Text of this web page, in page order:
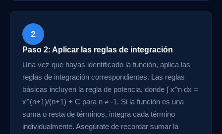
2
Paso 2: Aplicar las reglas de integración
Una vez que hayas identificado la función, aplica las
reglas de integración correspondientes. Las reglas
básicas incluyen la regla de potencia, donde ∫ x^n dx =
x^(n+1)/(n+1) + C para n ≠ -1. Si la función es una
suma o resta de términos, integra cada término
individualmente. Asegúrate de recordar sumar la